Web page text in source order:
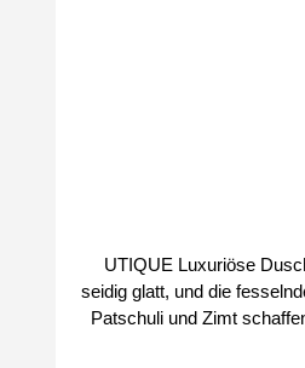
UTIQUE Luxuriöse
seidig glatt, und die
Patschuli und Zimt